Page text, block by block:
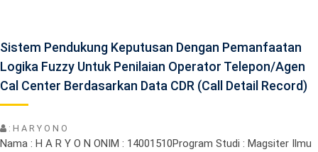
Sistem Pendukung Keputusan Dengan Pemanfaatan
Logika Fuzzy Untuk Penilaian Operator Telepon/agen
Cal Center Berdasarkan Data CDR (Call Detail Record)
: H A R Y O N O
Nama : H A R Y O N ONIM : 14001510Program Studi : Magsiter Ilmu